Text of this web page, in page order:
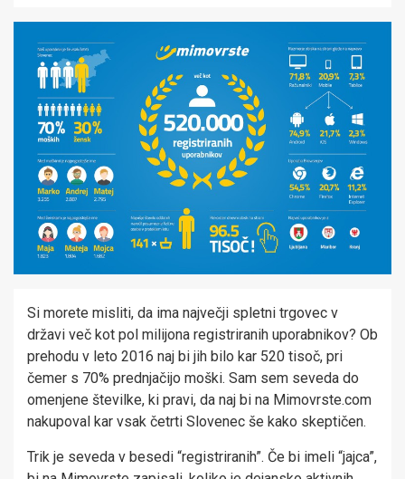
Si morete misliti, da ima največji spletni trgovec v
državi več kot pol milijona registriranih uporabnikov? Ob
prehodu v leto 2016 naj bi jih bilo kar 520 tisoč, pri
čemer s 70% prednjačijo moški. Sam sem seveda do
omenjene številke, ki pravi, da naj bi na Mimovrste.com
nakupoval kar vsak četrti Slovenec še kako skeptičen.
Trik je seveda v besedi “registriranih”. Če bi imeli “jajca”,